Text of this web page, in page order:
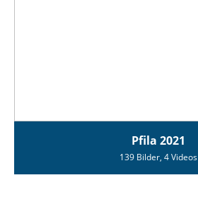
Pfila 2021
139 Bilder, 4 Videos